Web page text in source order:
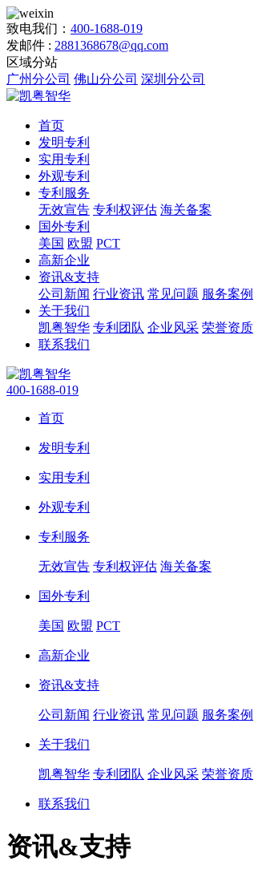
致电我们： 400-1688-019
发邮件 : 2881368678@qq.com
区域分站
广州分公司 佛山分公司 深圳分公司
首页
发明专利
实用专利
外观专利
专利服务
无效宣告 专利权评估 海关备案
国外专利
美国 欧盟 PCT
高新企业
资讯&支持
公司新闻 行业资讯 常见问题 服务案例
关于我们
凯粤智华 专利团队 企业风采 荣誉资质
联系我们
400-1688-019
首页
发明专利
实用专利
外观专利
专利服务
无效宣告 专利权评估 海关备案
国外专利
美国 欧盟 PCT
高新企业
资讯&支持
公司新闻 行业资讯 常见问题 服务案例
关于我们
凯粤智华 专利团队 企业风采 荣誉资质
联系我们
资讯&支持